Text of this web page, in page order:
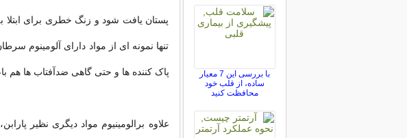
پستان یافت شود و زنگ خطری برای
تنها نمونه ای از مواد دارای آلومینوم
پاک کننده ها و حتی گاهی ضدآفتاب ها هم
با بررسی این 7 معیار
ساده، از قلب خود
محافظت کنید